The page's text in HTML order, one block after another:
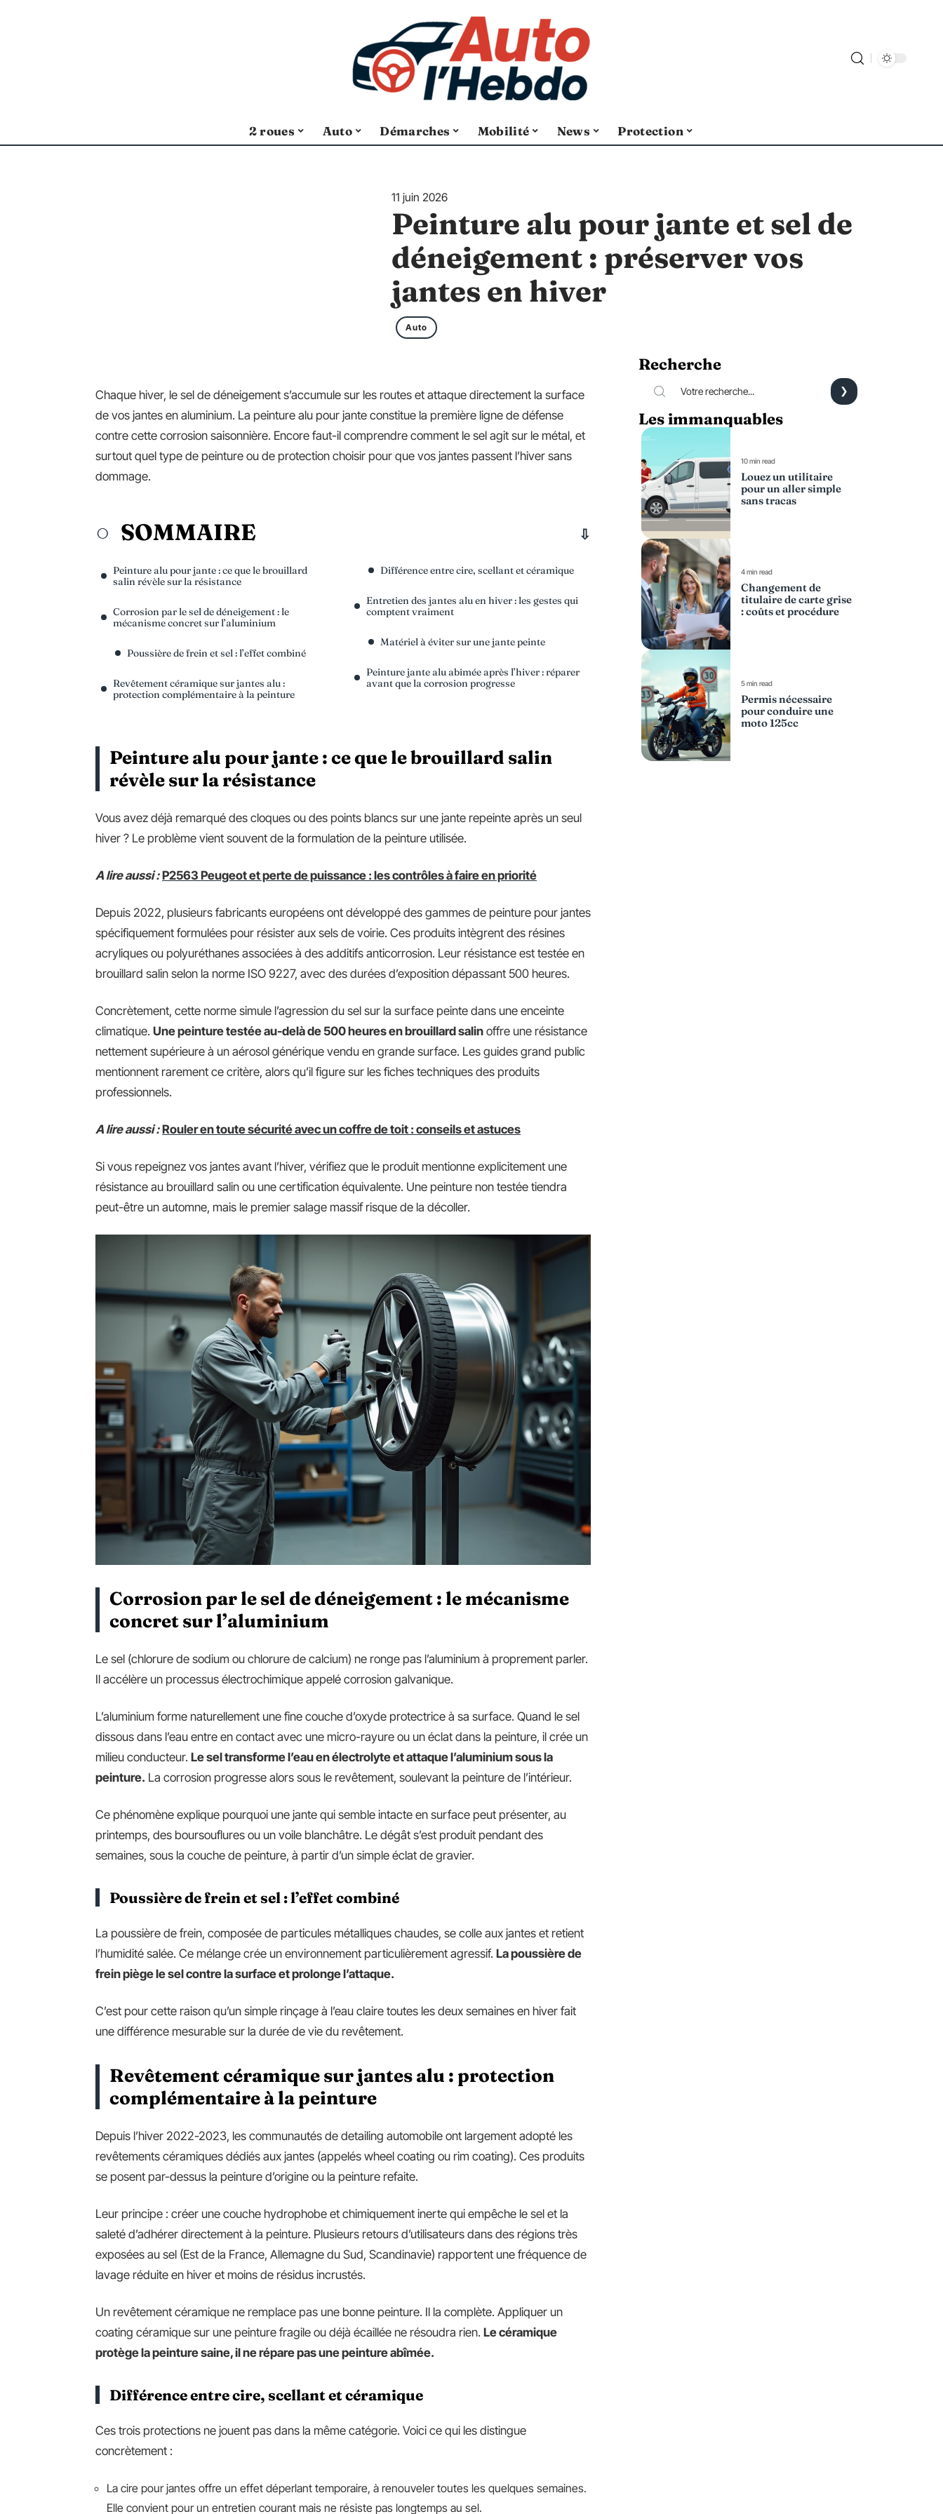
2 roues Auto Démarches Mobilité News Protection
11 juin 2026
Peinture alu pour jante et sel de
déneigement : préserver vos
jantes en hiver
Auto
Chaque hiver, le sel de déneigement s’accumule sur les routes et attaque directement la surface
de vos jantes en aluminium. La peinture alu pour jante constitue la première ligne de défense
contre cette corrosion saisonnière. Encore faut-il comprendre comment le sel agit sur le métal, et
surtout quel type de peinture ou de protection choisir pour que vos jantes passent l’hiver sans
dommage.
SOMMAIRE
Peinture alu pour jante : ce que le brouillard
salin révèle sur la résistance
Corrosion par le sel de déneigement : le
mécanisme concret sur l’aluminium
Poussière de frein et sel : l’effet combiné
Revêtement céramique sur jantes alu :
protection complémentaire à la peinture
Différence entre cire, scellant et céramique
Entretien des jantes alu en hiver : les gestes qui
comptent vraiment
Matériel à éviter sur une jante peinte
Peinture jante alu abîmée après l’hiver : réparer
avant que la corrosion progresse
Peinture alu pour jante : ce que le brouillard salin
révèle sur la résistance
Vous avez déjà remarqué des cloques ou des points blancs sur une jante repeinte après un seul
hiver ? Le problème vient souvent de la formulation de la peinture utilisée.
A lire aussi : P2563 Peugeot et perte de puissance : les contrôles à faire en priorité
Depuis 2022, plusieurs fabricants européens ont développé des gammes de peinture pour jantes
spécifiquement formulées pour résister aux sels de voirie. Ces produits intègrent des résines
acryliques ou polyuréthanes associées à des additifs anticorrosion. Leur résistance est testée en
brouillard salin selon la norme ISO 9227, avec des durées d’exposition dépassant 500 heures.
Concrètement, cette norme simule l’agression du sel sur la surface peinte dans une enceinte
climatique. Une peinture testée au-delà de 500 heures en brouillard salin offre une résistance
nettement supérieure à un aérosol générique vendu en grande surface. Les guides grand public
mentionnent rarement ce critère, alors qu’il figure sur les fiches techniques des produits
professionnels.
A lire aussi : Rouler en toute sécurité avec un coffre de toit : conseils et astuces
Si vous repeignez vos jantes avant l’hiver, vérifiez que le produit mentionne explicitement une
résistance au brouillard salin ou une certification équivalente. Une peinture non testée tiendra
peut-être un automne, mais le premier salage massif risque de la décoller.
Corrosion par le sel de déneigement : le mécanisme
concret sur l’aluminium
Le sel (chlorure de sodium ou chlorure de calcium) ne ronge pas l’aluminium à proprement parler.
Il accélère un processus électrochimique appelé corrosion galvanique.
L’aluminium forme naturellement une fine couche d’oxyde protectrice à sa surface. Quand le sel
dissous dans l’eau entre en contact avec une micro-rayure ou un éclat dans la peinture, il crée un
milieu conducteur. Le sel transforme l’eau en électrolyte et attaque l’aluminium sous la
peinture. La corrosion progresse alors sous le revêtement, soulevant la peinture de l’intérieur.
Ce phénomène explique pourquoi une jante qui semble intacte en surface peut présenter, au
printemps, des boursouflures ou un voile blanchâtre. Le dégât s’est produit pendant des
semaines, sous la couche de peinture, à partir d’un simple éclat de gravier.
Poussière de frein et sel : l’effet combiné
La poussière de frein, composée de particules métalliques chaudes, se colle aux jantes et retient
l’humidité salée. Ce mélange crée un environnement particulièrement agressif. La poussière de
frein piège le sel contre la surface et prolonge l’attaque.
C’est pour cette raison qu’un simple rinçage à l’eau claire toutes les deux semaines en hiver fait
une différence mesurable sur la durée de vie du revêtement.
Revêtement céramique sur jantes alu : protection
complémentaire à la peinture
Depuis l’hiver 2022-2023, les communautés de detailing automobile ont largement adopté les
revêtements céramiques dédiés aux jantes (appelés wheel coating ou rim coating). Ces produits
se posent par-dessus la peinture d’origine ou la peinture refaite.
Leur principe : créer une couche hydrophobe et chimiquement inerte qui empêche le sel et la
saleté d’adhérer directement à la peinture. Plusieurs retours d’utilisateurs dans des régions très
exposées au sel (Est de la France, Allemagne du Sud, Scandinavie) rapportent une fréquence de
lavage réduite en hiver et moins de résidus incrustés.
Un revêtement céramique ne remplace pas une bonne peinture. Il la complète. Appliquer un
coating céramique sur une peinture fragile ou déjà écaillée ne résoudra rien. Le céramique
protège la peinture saine, il ne répare pas une peinture abîmée.
Différence entre cire, scellant et céramique
Ces trois protections ne jouent pas dans la même catégorie. Voici ce qui les distingue
concrètement :
La cire pour jantes offre un effet déperlant temporaire, à renouveler toutes les quelques semaines.
Elle convient pour un entretien courant mais ne résiste pas longtemps au sel.
Recherche
Les immanquables
10 min read
Louez un utilitaire
pour un aller simple
sans tracas
4 min read
Changement de
titulaire de carte grise
: coûts et procédure
5 min read
Permis nécessaire
pour conduire une
moto 125cc